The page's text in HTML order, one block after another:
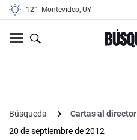
12° Montevideo, UY
Búsqueda
Cartas al director
20 de septiembre de 2012